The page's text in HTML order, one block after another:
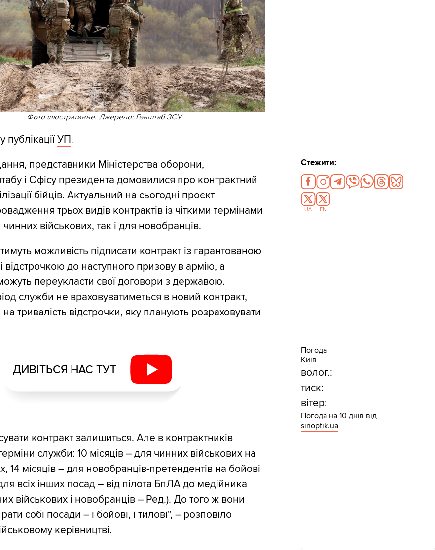
Фото ілюстративне. Джерело: Генштаб ЗСУ
УП.
представники Міністерства оборони,
і Офісу президента домовилися про контрактний
бійців. Актуальний на сьогодні проєкт
трьох видів контрактів із чіткими термінами
військових, так і для новобранців.
можливість підписати контракт із гарантованою
відстрочкою до наступного призову в армію, а
переукласти свої договори з державою.
служби не враховуватиметься в новий контракт,
тривалість відстрочки, яку планують розраховувати
ДИВІТЬСЯ НАС ТУТ
контракт залишиться. Але в контрактників
терміни служби: 10 місяців – для чинних військових на
14 місяців – для новобранців-претендентів на бойові
всіх інших посад – від пілота БпЛА до медійника
військових і новобранців – Ред.). До того ж вони
собі посади – і бойові, і тилові", – розповіло
керівництві.
Стежити:
UA EN
Погода
Київ
волог.:
тиск:
вітер:
Погода на 10 днів від
sinoptik.ua